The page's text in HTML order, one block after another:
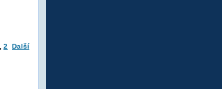
2 Další